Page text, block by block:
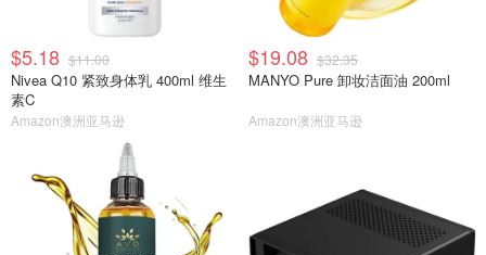
$5.18 $11.00
Nivea Q10 紧致身体乳 400ml 维生
素C
Amazon澳洲亚马逊
$19.08 $32.35
MANYO Pure 卸妆洁面油 200ml
Amazon澳洲亚马逊